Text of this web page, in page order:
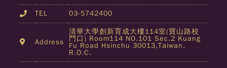
TEL 03-5742400
Address
清華大學創新育成大樓114室(寶山路校
門口) Room114 NO.101 Sec.2 Kuang
Fu Road Hsinchu 30013,Taiwan,
R.O.C.